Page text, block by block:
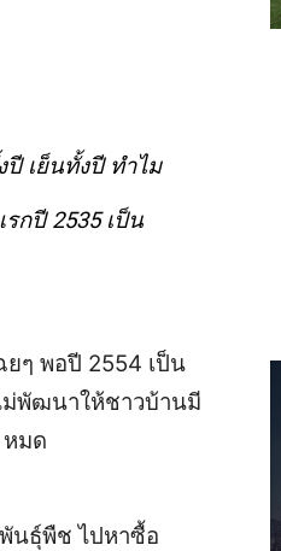
เย็นทั้งปี ทำไม
กปี 2535 เป็น
ๆ พอปี 2554 เป็น
ม่พัฒนาให้ชาวบ้านมี
หมด
พันธุ์พืช ไปหาซื้อ